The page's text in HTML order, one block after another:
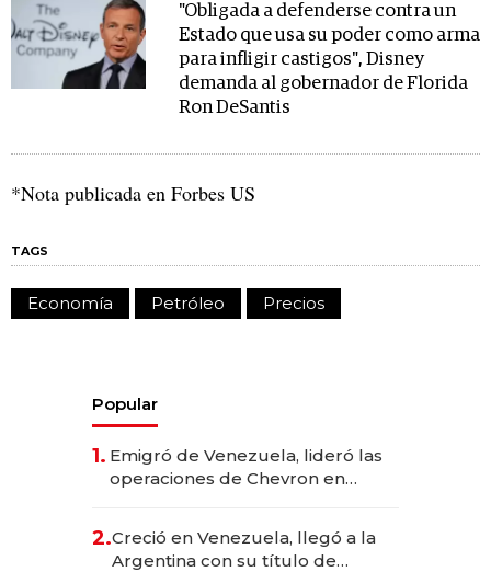
"Obligada a defenderse contra un
Estado que usa su poder como arma
para infligir castigos", Disney
demanda al gobernador de Florida
Ron DeSantis
*Nota publicada en Forbes US
TAGS
Economía Petróleo Precios
Popular
1. Emigró de Venezuela, lideró las
operaciones de Chevron en
2.Creció en Venezuela, llegó a la
Argentina con su título de